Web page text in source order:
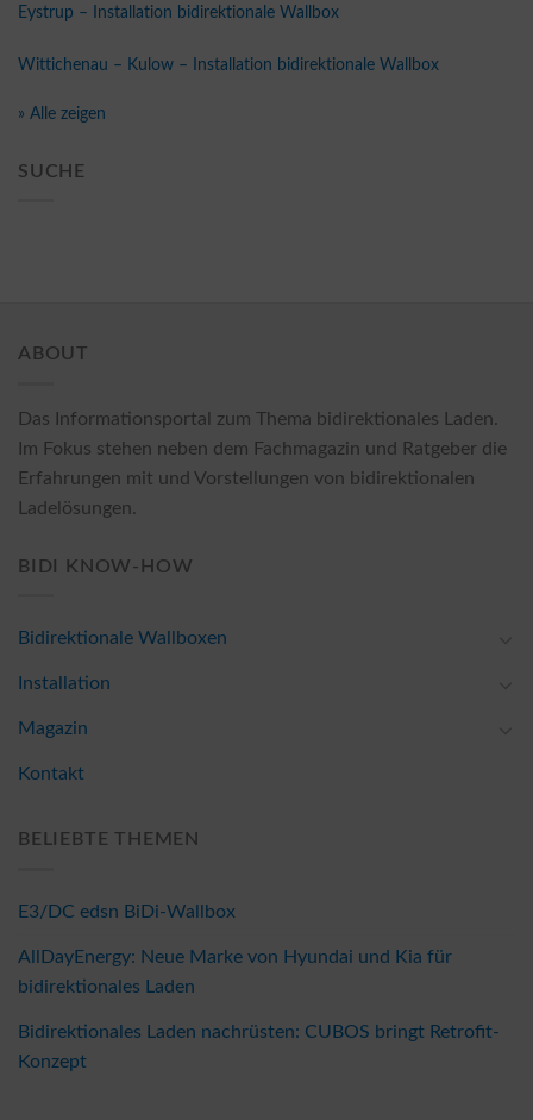
Eystrup – Installation bidirektionale Wallbox
Wittichenau – Kulow – Installation bidirektionale Wallbox
» Alle zeigen
SUCHE
ABOUT
Das Informationsportal zum Thema bidirektionales Laden.
Im Fokus stehen neben dem Fachmagazin und Ratgeber die
Erfahrungen mit und Vorstellungen von bidirektionalen
Ladelösungen.
BIDI KNOW-HOW
Bidirektionale Wallboxen
Installation
Magazin
Kontakt
BELIEBTE THEMEN
E3/DC edsn BiDi-Wallbox
AllDayEnergy: Neue Marke von Hyundai und Kia für
bidirektionales Laden
Bidirektionales Laden nachrüsten: CUBOS bringt Retrofit-
Konzept